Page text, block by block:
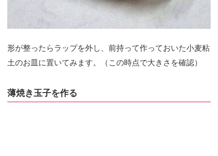
形が整ったらラップを外し、前持って作っておいた小麦粘
土のお皿に置いてみます。（この時点で大きさを確認）
薄焼き玉子を作る